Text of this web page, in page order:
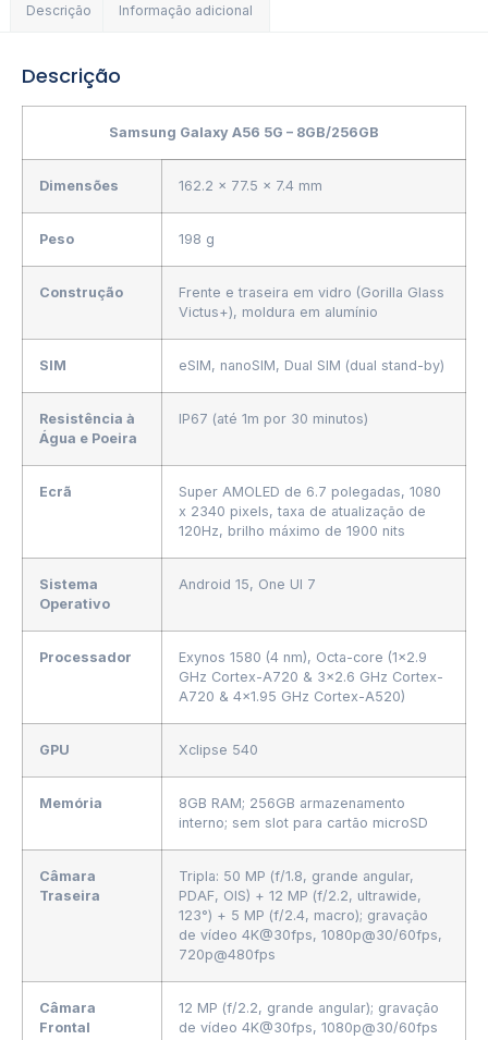
Descrição Informação adicional
Descrição
Samsung Galaxy A56 5G – 8GB/256GB
Dimensões 162.2 x 77.5 x 7.4 mm
Peso 198 g
Construção
Frente e traseira em vidro (Gorilla Glass
Victus+), moldura em alumínio
SIM eSIM, nanoSIM, Dual SIM (dual stand-by)
Resistência à
Água e Poeira
IP67 (até 1m por 30 minutos)
Ecrã
Super AMOLED de 6.7 polegadas, 1080
x 2340 pixels, taxa de atualização de
120Hz, brilho máximo de 1900 nits
Sistema
Operativo
Android 15, One UI 7
Processador
Exynos 1580 (4 nm), Octa-core (1×2.9
GHz Cortex-A720 & 3×2.6 GHz Cortex-
A720 & 4×1.95 GHz Cortex-A520)
GPU Xclipse 540
Memória
8GB RAM; 256GB armazenamento
interno; sem slot para cartão microSD
Câmara
Traseira
Tripla: 50 MP (f/1.8, grande angular,
PDAF, OIS) + 12 MP (f/2.2, ultrawide,
123°) + 5 MP (f/2.4, macro); gravação
de vídeo 4K@30fps, 1080p@30/60fps,
720p@480fps
Câmara
Frontal
12 MP (f/2.2, grande angular); gravação
de vídeo 4K@30fps, 1080p@30/60fps